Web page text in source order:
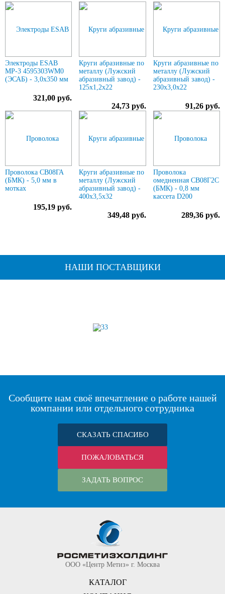
Электроды ESAB
МР-3 4595303WM0
(ЭСАБ) - 3,0х350 мм
321,00 руб.
Круги абразивные по
металлу (Лужский
абразивный завод) -
125х1,2х22
24,73 руб.
Круги абразивные по
металлу (Лужский
абразивный завод) -
230х3,0х22
91,26 руб.
Проволока СВ08ГА
(БМК) - 5,0 мм в
мотках
195,19 руб.
Круги абразивные по
металлу (Лужский
абразивный завод) -
400х3,5х32
349,48 руб.
Проволока
омедненная СВ08Г2С
(БМК) - 0,8 мм
кассета D200
289,36 руб.
НАШИ ПОСТАВЩИКИ
Сообщите нам своё впечатление о работе нашей
компании или отдельного сотрудника
СКАЗАТЬ СПАСИБО
ПОЖАЛОВАТЬСЯ
ЗАДАТЬ ВОПРОС
ООО «Центр Метиз» г. Москва
КАТАЛОГ